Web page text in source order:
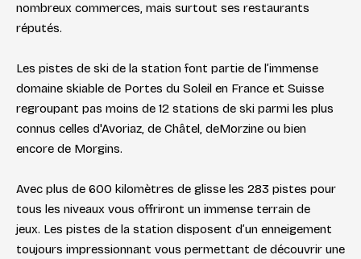
nombreux commerces, mais surtout ses restaurants
réputés.
Les pistes de ski de la station font partie de l’immense
domaine skiable de Portes du Soleil en France et Suisse
regroupant pas moins de 12 stations de ski parmi les plus
connus celles d'Avoriaz, de Châtel, deMorzine ou bien
encore de Morgins.
Avec plus de 600 kilomètres de glisse les 283 pistes pour
tous les niveaux vous offriront un immense terrain de
jeux. Les pistes de la station disposent d’un enneigement
toujours impressionnant vous permettant de découvrir une